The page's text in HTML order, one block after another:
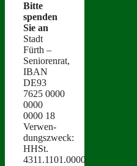
Bitte
spenden
Sie an
Stadt
Fürth –
Seniorenrat,
IBAN
DE93
7625 0000
0000
0000 18
Ver­wen­
dungszweck:
HHSt.
4311.1101.0000